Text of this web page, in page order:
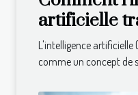
artificielle
entreprises
L'intelligence artificielle
comme un concept de